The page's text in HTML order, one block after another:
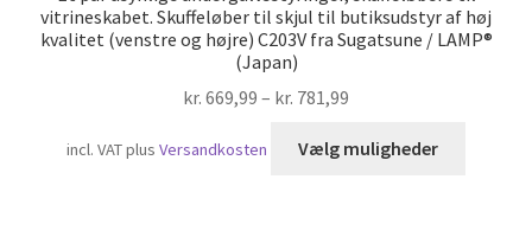
vitrineskabet. Skuffeløber til skjul til butiksudstyr af høj
kvalitet (venstre og højre) C203V fra Sugatsune / LAMP®
(Japan)
kr. 669,99 – kr. 781,99
incl. VATplusVersandkosten Vælg muligheder